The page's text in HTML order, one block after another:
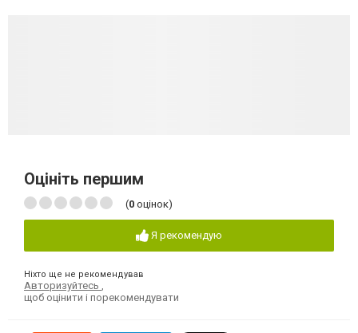
Оцініть першим
(0 оцінок)
Я рекомендую
Ніхто ще не рекомендував
Авторизуйтесь ,
щоб оцінити і порекомендувати